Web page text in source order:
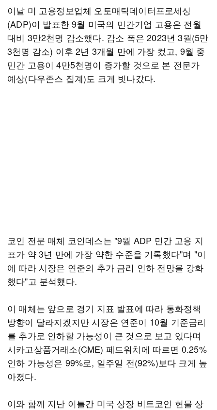
이날 미 고용정보업체 오토매틱데이터프로세싱
(ADP)이 발표한 9월 미국의 민간기업 고용은 전월
대비 3만2천명 감소했다. 감소 폭은 2023년 3월(5만
3천명 감소) 이후 2년 3개월 만에 가장 컸고, 9월 중
민간 고용이 4만5천명이 증가할 것으로 본 전문가
예상(다우존스 집계)도 크게 빗나갔다.
코인 전문 매체 코인데스는 "9월 ADP 민간 고용 지
표가 약 3년 만에 가장 약한 수준을 기록했다"며 "이
에 따라 시장은 연준의 추가 금리 인하 전망을 강화
했다"고 분석했다.
이 매체는 앞으로 경기 지표 발표에 따라 통화정책
방향이 달라지겠지만 시장은 연준이 10월 기준금리
를 추가로 인하할 가능성이 큰 것으로 보고 있다며
시카고상품거래소(CME) 페드워치에 따르면 0.25%
인하 가능성은 99%로, 일주일 전(92%)보다 크게 높
아졌다.
이와 함께 지난 이틀간 미국 상장 비트코인 현물 상